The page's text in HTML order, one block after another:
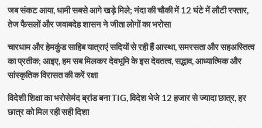
जब संकट आया, धामी सबसे आगे खड़े मिले; नंदा की चौकी में 12 घंटे में लौटी रफ्तार,
तेज फैसलों और जवाबदेह शासन ने जीता लोगों का भरोसा
चारधाम और हेमकुंड साहिब यात्राएं सदियों से रही हैं आस्था, समरसता और सहअस्तित्व
का प्रतीक; आइए, हम सब मिलकर देवभूमि के इस देवतत्व, सद्भाव, आध्यात्मिक और
सांस्कृतिक विरासत की करें रक्षा
विदेशी शिक्षा का भरोसेमंद ब्रांड बना TIG, विदेश भेजे 12 हजार से ज्यादा छात्र, हर
छात्र को मिल रही सही दिशा